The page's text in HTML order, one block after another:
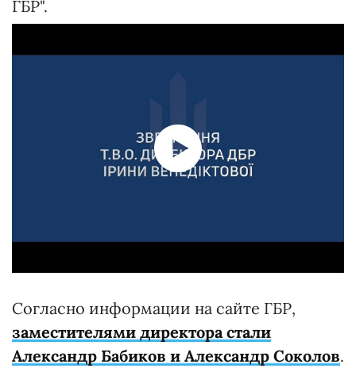
ГБР".
Согласно информации на сайте ГБР,
заместителями директора стали
Александр Бабиков и Александр Соколов.